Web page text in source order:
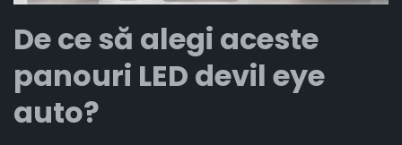
De ce să alegi aceste
panouri LED devil eye
auto?